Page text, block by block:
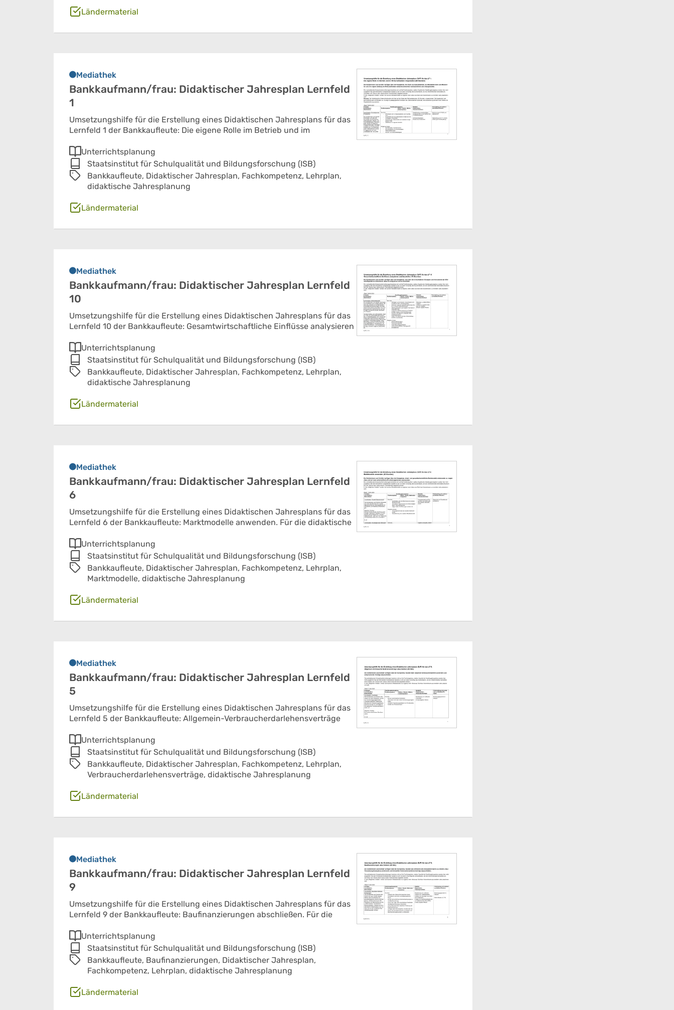
Ländermaterial
Mediathek
Bankkaufmann/frau: Didaktischer Jahresplan Lernfeld
1
Umsetzungshilfe für die Erstellung eines Didaktischen Jahresplans für das
Lernfeld 1 der Bankkaufleute: Die eigene Rolle im Betrieb und im
Unterrichtsplanung
Staatsinstitut für Schulqualität und Bildungsforschung (ISB)
Bankkaufleute, Didaktischer Jahresplan, Fachkompetenz, Lehrplan,
didaktische Jahresplanung
Ländermaterial
Mediathek
Bankkaufmann/frau: Didaktischer Jahresplan Lernfeld
10
Umsetzungshilfe für die Erstellung eines Didaktischen Jahresplans für das
Lernfeld 10 der Bankkaufleute: Gesamtwirtschaftliche Einflüsse analysieren
Unterrichtsplanung
Staatsinstitut für Schulqualität und Bildungsforschung (ISB)
Bankkaufleute, Didaktischer Jahresplan, Fachkompetenz, Lehrplan,
didaktische Jahresplanung
Ländermaterial
Mediathek
Bankkaufmann/frau: Didaktischer Jahresplan Lernfeld
6
Umsetzungshilfe für die Erstellung eines Didaktischen Jahresplans für das
Lernfeld 6 der Bankkaufleute: Marktmodelle anwenden. Für die didaktische
Unterrichtsplanung
Staatsinstitut für Schulqualität und Bildungsforschung (ISB)
Bankkaufleute, Didaktischer Jahresplan, Fachkompetenz, Lehrplan,
Marktmodelle, didaktische Jahresplanung
Ländermaterial
Mediathek
Bankkaufmann/frau: Didaktischer Jahresplan Lernfeld
5
Umsetzungshilfe für die Erstellung eines Didaktischen Jahresplans für das
Lernfeld 5 der Bankkaufleute: Allgemein-Verbraucherdarlehensverträge
Unterrichtsplanung
Staatsinstitut für Schulqualität und Bildungsforschung (ISB)
Bankkaufleute, Didaktischer Jahresplan, Fachkompetenz, Lehrplan,
Verbraucherdarlehensverträge, didaktische Jahresplanung
Ländermaterial
Mediathek
Bankkaufmann/frau: Didaktischer Jahresplan Lernfeld
9
Umsetzungshilfe für die Erstellung eines Didaktischen Jahresplans für das
Lernfeld 9 der Bankkaufleute: Baufinanzierungen abschließen. Für die
Unterrichtsplanung
Staatsinstitut für Schulqualität und Bildungsforschung (ISB)
Bankkaufleute, Baufinanzierungen, Didaktischer Jahresplan,
Fachkompetenz, Lehrplan, didaktische Jahresplanung
Ländermaterial